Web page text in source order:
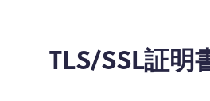
TLS/SSL証明